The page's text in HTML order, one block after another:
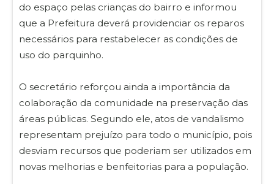
do espaço pelas crianças do bairro e informou
que a Prefeitura deverá providenciar os reparos
necessários para restabelecer as condições de
uso do parquinho.
O secretário reforçou ainda a importância da
colaboração da comunidade na preservação das
áreas públicas. Segundo ele, atos de vandalismo
representam prejuízo para todo o município, pois
desviam recursos que poderiam ser utilizados em
novas melhorias e benfeitorias para a população.